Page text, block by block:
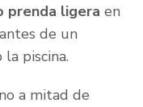
prenda ligera en
de un
piscina.
a mitad de